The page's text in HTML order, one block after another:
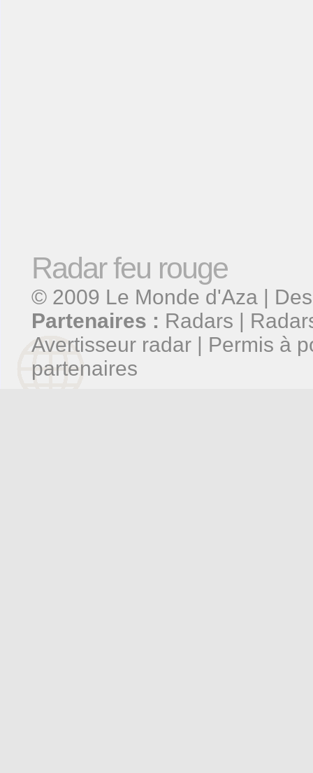
Radar feu rouge
© 2009 Le Monde d'Aza |
Partenaires : Radars |
Avertisseur radar | Permis à
partenaires